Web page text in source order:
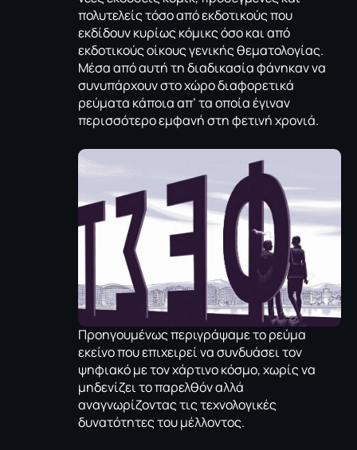
πολυτελείς τόσο από εκδοτικούς που
εκδίδουν κυρίως κόμικς όσο και από
εκδοτικούς οίκους γενικής θεματολογίας.
Μέσα από αυτή τη διαδικασία φάνηκαν να
συνυπάρχουν στο χώρο διαφορετικά
ρεύματα κάποια απ’ τα οποία έγιναν
περισσότερο εμφανή στη φετινή χρονιά.
Προηγουμένως περιγράψαμε το ρεύμα
εκείνο που επιχειρεί να συνδυάσει τον
ψηφιακό με τον χάρτινο κόσμο, χωρίς να
μηδενίζει το παρελθόν αλλά
αναγνωρίζοντας τις τεχνολογικές
δυνατότητες του μέλλοντος.